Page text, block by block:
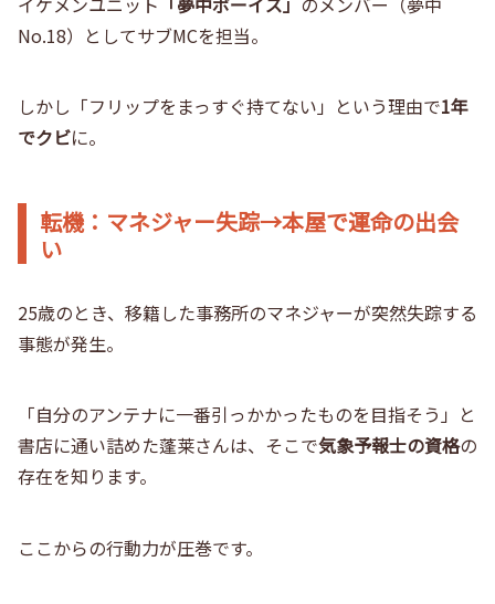
No.18）としてサブMCを担当。
しかし「フリップをまっすぐ持てない」という理由で1年
でクビに。
転機：マネジャー失踪→本屋で運命の出会
い
25歳のとき、移籍した事務所のマネジャーが突然失踪する
事態が発生。
「自分のアンテナに一番引っかかったものを目指そう」と
書店に通い詰めた蓬莱さんは、そこで気象予報士の資格の
存在を知ります。
ここからの行動力が圧巻です。